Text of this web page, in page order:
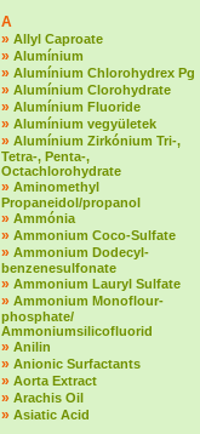
A
» Allyl Caproate
» Alumínium
» Alumínium Chlorohydrex Pg
» Alumínium Clorohydrate
» Alumínium Fluoride
» Alumínium vegyületek
» Alumínium Zirkónium Tri-,
Tetra-, Penta-,
Octachlorohydrate
» Aminomethyl
Propaneidol/propanol
» Ammónia
» Ammonium Coco-Sulfate
» Ammonium Dodecyl-
benzenesulfonate
» Ammonium Lauryl Sulfate
» Ammonium Monoflour-
phosphate/
Ammoniumsilicofluorid
» Anilin
» Anionic Surfactants
» Aorta Extract
» Arachis Oil
» Asiatic Acid